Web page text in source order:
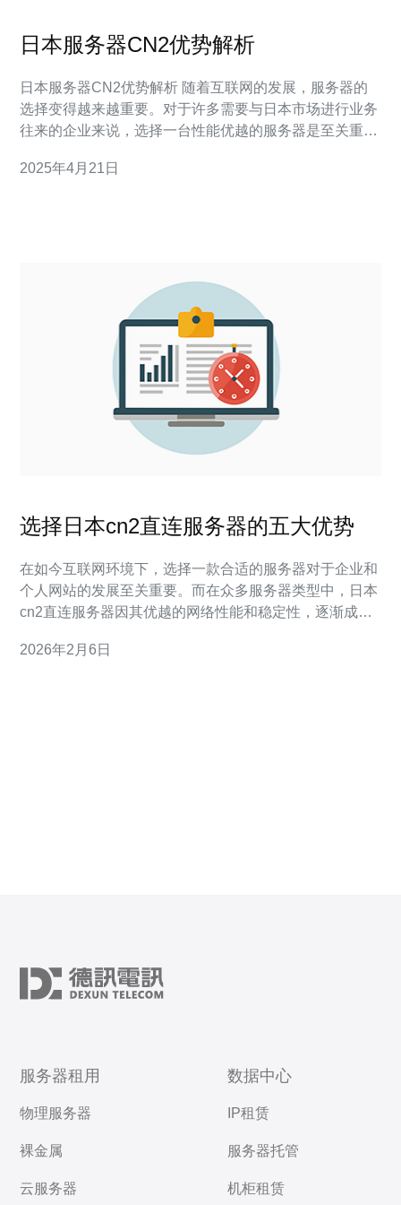
日本服务器CN2优势解析
日本服务器CN2优势解析 随着互联网的发展，服务器的
选择变得越来越重要。对于许多需要与日本市场进行业务
往来的企业来说，选择一台性能优越的服务器是至关重要
明显的优势。 CN2服务器是指建立在中国电信（CT）和
2025年4月21日
选择日本cn2直连服务器的五大优势
在如今互联网环境下，选择一款合适的服务器对于企业和
个人网站的发展至关重要。而在众多服务器类型中，日本
cn2直连服务器因其优越的网络性能和稳定性，逐渐成为
连服务器的五大优势，让您在选择服务器时能够做出最
2026年2月6日
服务器租用
物理服务器
裸金属
云服务器
数据中心
IP租赁
服务器托管
机柜租赁